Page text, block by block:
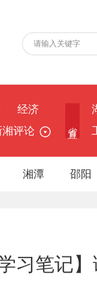
经济
湘评论
湘潭 邵阳
学习笔记